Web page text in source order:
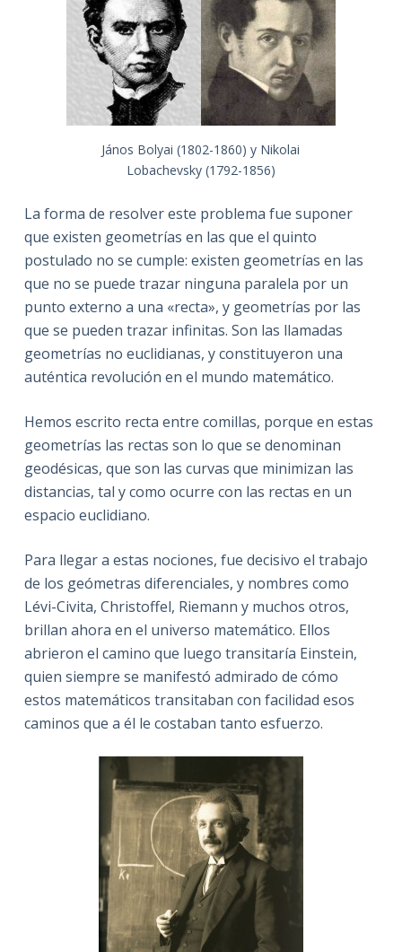
János Bolyai (1802-1860) y Nikolai
Lobachevsky (1792-1856)
La forma de resolver este problema fue suponer
que existen geometrías en las que el quinto
postulado no se cumple: existen geometrías en las
que no se puede trazar ninguna paralela por un
punto externo a una «recta», y geometrías por las
que se pueden trazar infinitas. Son las llamadas
geometrías no euclidianas, y constituyeron una
auténtica revolución en el mundo matemático.
Hemos escrito recta entre comillas, porque en estas
geometrías las rectas son lo que se denominan
geodésicas, que son las curvas que minimizan las
distancias, tal y como ocurre con las rectas en un
espacio euclidiano.
Para llegar a estas nociones, fue decisivo el trabajo
de los geómetras diferenciales, y nombres como
Lévi-Civita, Christoffel, Riemann y muchos otros,
brillan ahora en el universo matemático. Ellos
abrieron el camino que luego transitaría Einstein,
quien siempre se manifestó admirado de cómo
estos matemáticos transitaban con facilidad esos
caminos que a él le costaban tanto esfuerzo.